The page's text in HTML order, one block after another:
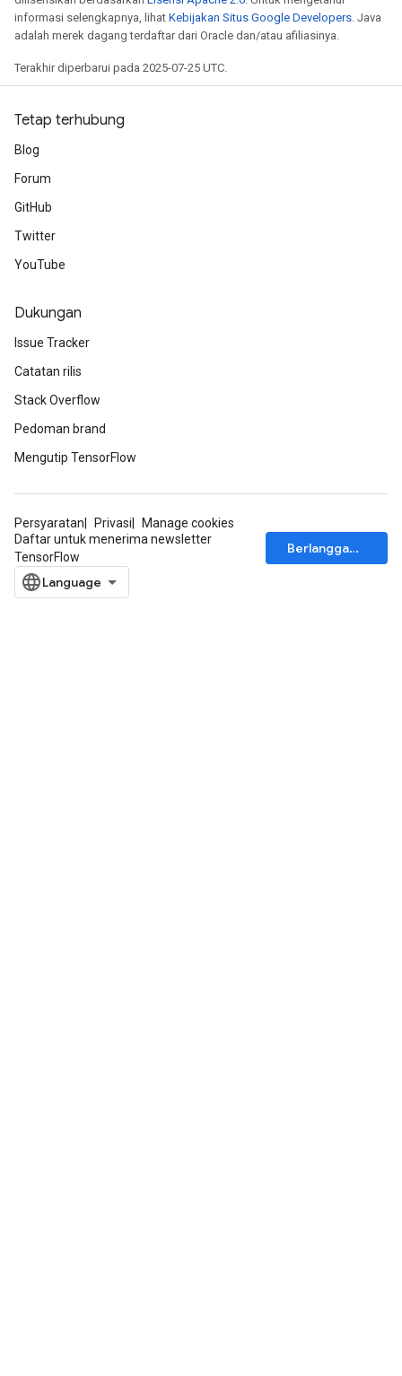
informasi selengkapnya, lihat Kebijakan Situs Google Developers . Java
adalah merek dagang terdaftar dari Oracle dan/atau afiliasinya.
Terakhir diperbarui pada 2025-07-25 UTC.
Tetap terhubung
Blog
Forum
GitHub
Twitter
YouTube
Dukungan
Issue Tracker
Catatan rilis
Stack Overflow
Pedoman brand
Mengutip TensorFlow
Persyaratan Privasi
Manage cookies
Daftar untuk menerima newsletter
TensorFlow
Berlangganan